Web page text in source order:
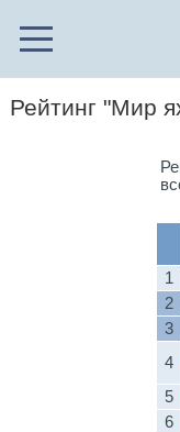
Рейтинг "Мир
1
2
3
4
5
6